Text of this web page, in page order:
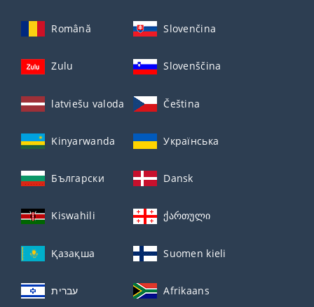
Română Slovenčina
Zulu Slovenščina
latviešu valoda Čeština
Kinyarwanda Українська
Български Dansk
Kiswahili ქართული
Қазақша Suomen kieli
עברית Afrikaans